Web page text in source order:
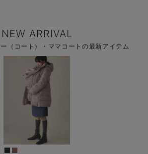
NEW ARRIVAL
（コート）・ママコートの最新アイテム